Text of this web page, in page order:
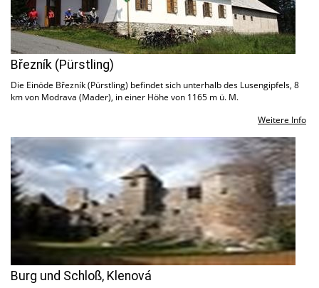
Březník (Pürstling)
Die Einöde Březník (Pürstling) befindet sich unterhalb des Lusengipfels, 8
km von Modrava (Mader), in einer Höhe von 1165 m ü. M.
Weitere Info
Burg und Schloß, Klenová